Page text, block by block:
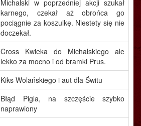
Michalski w poprzedniej akcji szukał
karnego, czekał aż obrońca go
pociągnie za koszulkę. Niestety się nie
doczekał.
Cross Kwieka do Michalskiego ale
lekko za mocno i od bramki Prus.
Kiks Wolańskiego i aut dla Świtu
Błąd Pigla, na szczęście szybko
naprawiony